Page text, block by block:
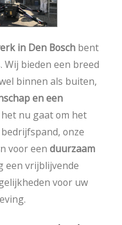
in Den Bosch bent
Wij bieden een breed
binnen als buiten,
en een
het nu gaat om het
onze
voor een duurzaam
een vrijblijvende
voor uw